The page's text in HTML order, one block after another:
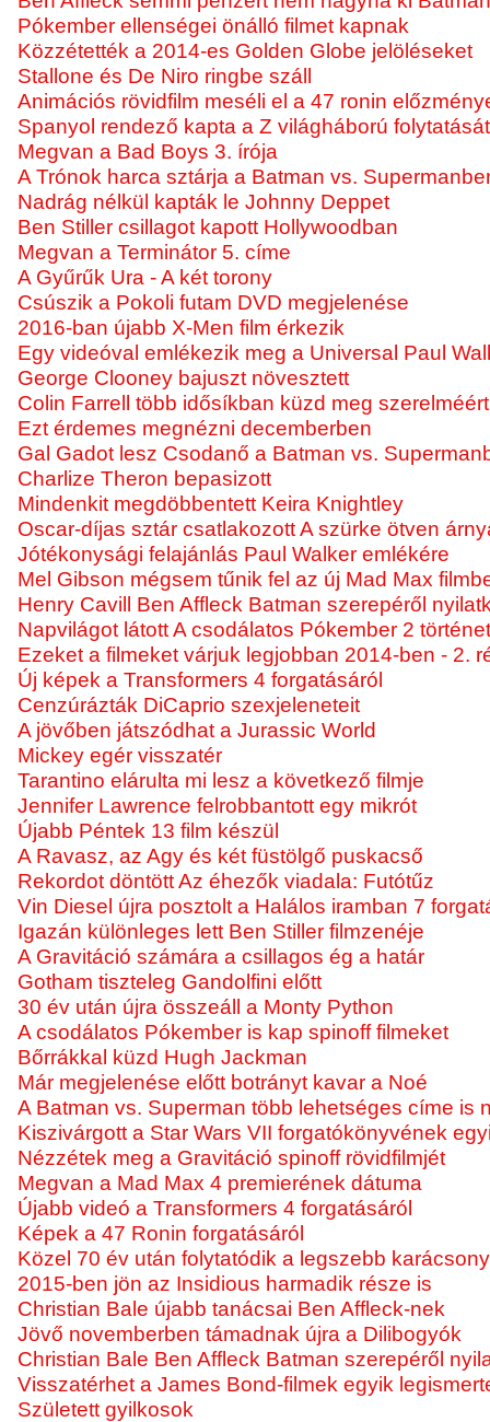
Pókember ellenségei önálló filmet kapnak
Közzétették a 2014-es Golden Globe jelöléseket
Stallone és De Niro ringbe száll
Animációs rövidfilm meséli el a 47 ronin
Spanyol rendező kapta a Z világháború folytatását
Megvan a Bad Boys 3. írója
A Trónok harca sztárja a Batman vs.
Nadrág nélkül kapták le Johnny Deppet
Ben Stiller csillagot kapott Hollywoodban
Megvan a Terminátor 5. címe
A Gyűrűk Ura - A két torony
Csúszik a Pokoli futam DVD megjelenése
2016-ban újabb X-Men film érkezik
Egy videóval emlékezik meg a Universal Paul
George Clooney bajuszt növesztett
Colin Farrell több idősíkban küzd meg szerelméért
Ezt érdemes megnézni decemberben
Gal Gadot lesz Csodanő a Batman vs.
Charlize Theron bepasizott
Mindenkit megdöbbentett Keira Knightley
Oscar-díjas sztár csatlakozott A szürke ötven
Jótékonysági felajánlás Paul Walker emlékére
Mel Gibson mégsem tűnik fel az új Mad Max
Henry Cavill Ben Affleck Batman szerepéről
Napvilágot látott A csodálatos Pókember 2
Ezeket a filmeket várjuk legjobban 2014-ben - 2.
Új képek a Transformers 4 forgatásáról
Cenzúrázták DiCaprio szexjeleneteit
A jövőben játszódhat a Jurassic World
Mickey egér visszatér
Tarantino elárulta mi lesz a következő filmje
Jennifer Lawrence felrobbantott egy mikrót
Újabb Péntek 13 film készül
A Ravasz, az Agy és két füstölgő puskacső
Rekordot döntött Az éhezők viadala: Futótűz
Vin Diesel újra posztolt a Halálos iramban 7
Igazán különleges lett Ben Stiller filmzenéje
A Gravitáció számára a csillagos ég a határ
Gotham tiszteleg Gandolfini előtt
30 év után újra összeáll a Monty Python
A csodálatos Pókember is kap spinoff filmeket
Bőrrákkal küzd Hugh Jackman
Már megjelenése előtt botrányt kavar a Noé
A Batman vs. Superman több lehetséges címe is
Kiszivárgott a Star Wars VII forgatókönyvének
Nézzétek meg a Gravitáció spinoff rövidfilmjét
Megvan a Mad Max 4 premierének dátuma
Újabb videó a Transformers 4 forgatásáról
Képek a 47 Ronin forgatásáról
Közel 70 év után folytatódik a legszebb
2015-ben jön az Insidious harmadik része is
Christian Bale újabb tanácsai Ben Affleck-nek
Jövő novemberben támadnak újra a Dilibogyók
Christian Bale Ben Affleck Batman szerepéről
Visszatérhet a James Bond-filmek egyik
Született gyilkosok